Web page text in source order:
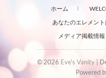
ホーム
あなたのエレメント
メディア掲載情報
© 2026 Eve's Vanity|
Powered